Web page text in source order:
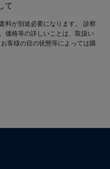
て
料が別途必要になります。 診察
価格等の詳しいことは、取扱い
客様の目の状態等によっては購